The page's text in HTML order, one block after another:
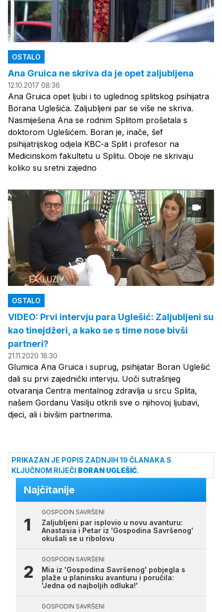
OSTALO
Ana Gruica ne skriva da je opet zaljubljena
12.10.2017 08:36
Ana Gruica opet ljubi i to uglednog splitskog psihijatra
Borana Uglešića. Zaljubljeni par se više ne skriva.
Nasmiješena Ana se rodnim Splitom prošetala s
doktorom Uglešićem. Boran je, inače, šef
psihijatrijskog odjela KBC-a Split i profesor na
Medicinskom fakultetu u Splitu. Oboje ne skrivaju
koliko su sretni zajedno
OSTALO
VIDEO: Prvi intervju para Uglešić: Zaljubljeni su
kao tinejdžeri, a kako se s time nose bivši
partneri?
21.11.2020 18:30
Glumica Ana Gruica i suprug, psihijatar Boran Uglešić
dali su prvi zajednički intervju. Uoči sutrašnjeg
otvaranja Centra mentalnog zdravlja u srcu Splita,
našem Gordanu Vasilju otkrili sve o njihovoj ljubavi,
djeci, ali i bivšim partnerima.
PRIKAZAN JE POPIS ZADNJIH 19 ČLANAKA S
KLJUČNOM RIJEČI BORAN UGLEŠIĆ.
Najčitanije
GOSPODIN SAVRŠENI
Zaljubljeni par isplovio u novu avanturu:
Anastasia i Petar iz 'Gospodina Savršenog'
okušali se u ribolovu
GOSPODIN SAVRŠENI
Mia iz 'Gospodina Savršenog' pobjegla s
plaže u planinsku avanturu i poručila:
'Jedna od najboljih odluka!'
GOSPODIN SAVRŠENI